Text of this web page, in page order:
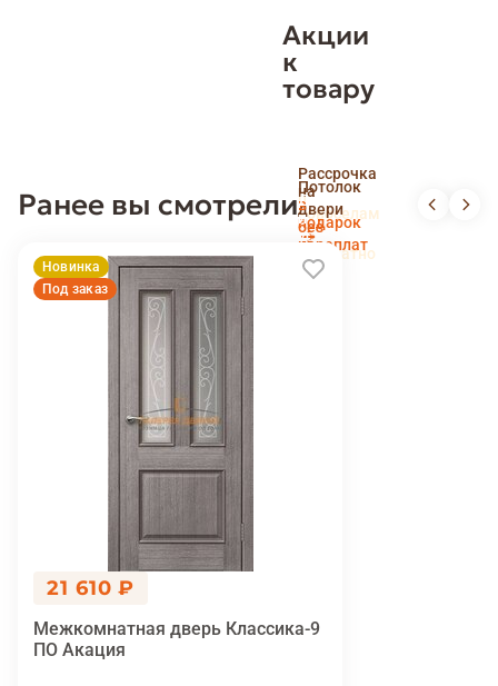
Акции
к
товару
пенсионерам
и
новоселам
Рассрочка
на
двери
без
переплат
Потолок
в
подарок
Доставка
и
установка
беслпатно
Ранее вы смотрели
Новинка
Под заказ
21 610 ₽
Межкомнатная дверь Классика-9
ПО Акация